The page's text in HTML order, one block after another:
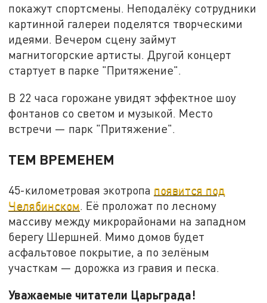
покажут спортсмены. Неподалёку сотрудники
картинной галереи поделятся творческими
идеями. Вечером сцену займут
магнитогорские артисты. Другой концерт
стартует в парке "Притяжение".
В 22 часа горожане увидят эффектное шоу
фонтанов со светом и музыкой. Место
встречи — парк "Притяжение".
ТЕМ ВРЕМЕНЕМ
45-километровая экотропа появится под
Челябинском. Её проложат по лесному
массиву между микрорайонами на западном
берегу Шершней. Мимо домов будет
асфальтовое покрытие, а по зелёным
участкам — дорожка из гравия и песка.
Уважаемые читатели Царьграда!